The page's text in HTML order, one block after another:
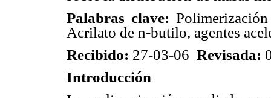
Palabras clave:
Acrilato de n-butilo, agentes
Recibido: 27-03-06 Revisada:
Introducción